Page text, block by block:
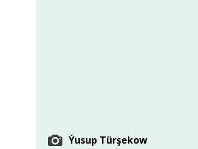
Ýusup Türşekow